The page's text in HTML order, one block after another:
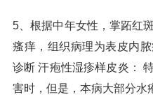
5、根据中年女性，掌跖红
瘙痒，组织病理为表皮内
诊断 汗疱性湿疹样皮炎：
害时，但是，本病大部分水